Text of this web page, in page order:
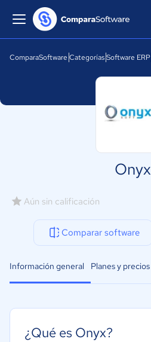
ComparaSoftware CategoríasSoftware ERP
Onyx
Aún sin calificación
Comparar software
Información general Planes y precios
¿Qué es Onyx?